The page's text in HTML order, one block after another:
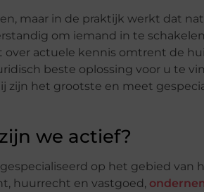
maar in de praktijk werkt dat
om iemand in te
over actuele kennis omtrent de
beste oplossing voor u te
het grootste en meet
we actief?
op het gebied van
huurrecht en vastgoed,